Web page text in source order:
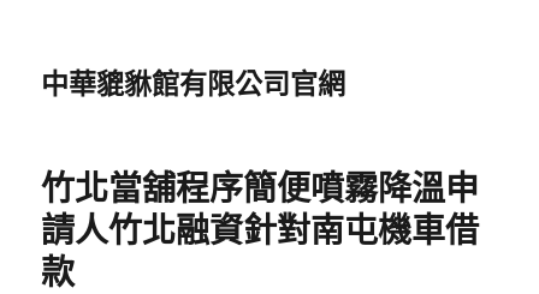
中華貔貅館有限公司官網
竹北當舖程序簡便噴霧降溫申
請人竹北融資針對南屯機車借
款